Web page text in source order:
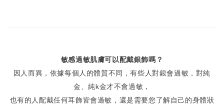
敏感過敏肌膚可以配戴銀飾嗎？
因人而異，依據每個人的體質不同，有些人對銀會過敏，對純
金、純k金才不會過敏，
也有的人配戴任何耳飾皆會過敏，還是需要您了解自己的身體狀